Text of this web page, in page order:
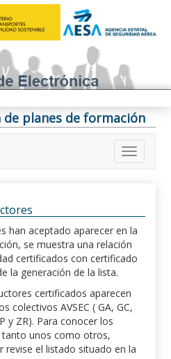
planes de formación
han aceptado aparecer en la
se muestra una relación
certificados con certificado
la generación de la lista.
certificados aparecen
colectivos AVSEC ( GA, GC,
y ZR). Para conocer los
unos como otros,
el listado situado en la